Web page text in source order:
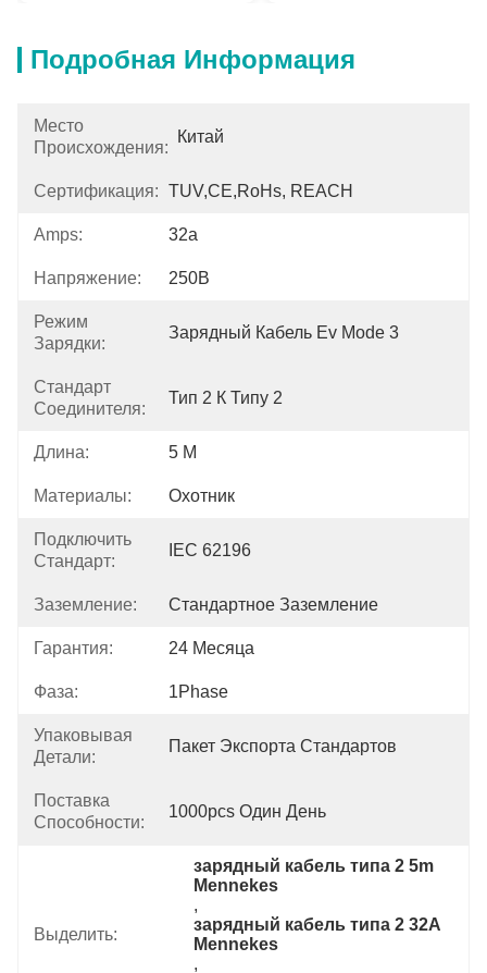
Подробная Информация
Место
Происхождения:
Китай
Сертификация: TUV,CE,RoHs, REACH
Amps: 32а
Напряжение: 250В
Режим
Зарядки:
Зарядный Кабель Ev Mode 3
Стандарт
Соединителя:
Тип 2 К Типу 2
Длина: 5 М
Материалы: Охотник
Подключить
Стандарт:
IEC 62196
Заземление: Стандартное Заземление
Гарантия: 24 Месяца
Фаза: 1Phase
Упаковывая
Детали:
Пакет Экспорта Стандартов
Поставка
Способности:
1000pcs Один День
Выделить:
зарядный кабель типа 2 5m
Mennekes
,
зарядный кабель типа 2 32A
Mennekes
,